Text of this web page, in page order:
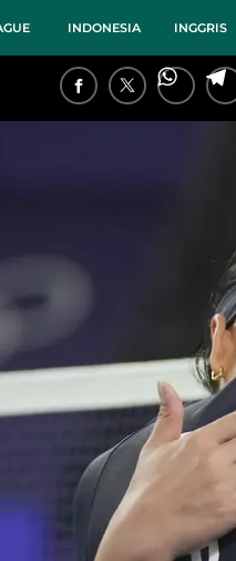
INDONESIA INGGRIS